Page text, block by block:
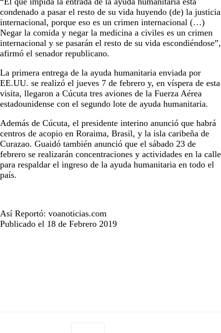
condenado a pasar el resto de su vida huyendo (de) la justicia
internacional, porque eso es un crimen internacional (…)
Negar la comida y negar la medicina a civiles es un crimen
internacional y se pasarán el resto de su vida escondiéndose”,
afirmó el senador republicano.
La primera entrega de la ayuda humanitaria enviada por
EE.UU. se realizó el jueves 7 de febrero y, en víspera de esta
visita, llegaron a Cúcuta tres aviones de la Fuerza Aérea
estadounidense con el segundo lote de ayuda humanitaria.
Además de Cúcuta, el presidente interino anunció que habrá
centros de acopio en Roraima, Brasil, y la isla caribeña de
Curazao. Guaidó también anunció que el sábado 23 de
febrero se realizarán concentraciones y actividades en la calle
para respaldar el ingreso de la ayuda humanitaria en todo el
país.
Así Reportó: voanoticias.com
Publicado el 18 de Febrero 2019